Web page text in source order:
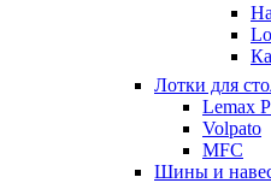
Лотки для
Lemax
Volpato
MFC
Шины и